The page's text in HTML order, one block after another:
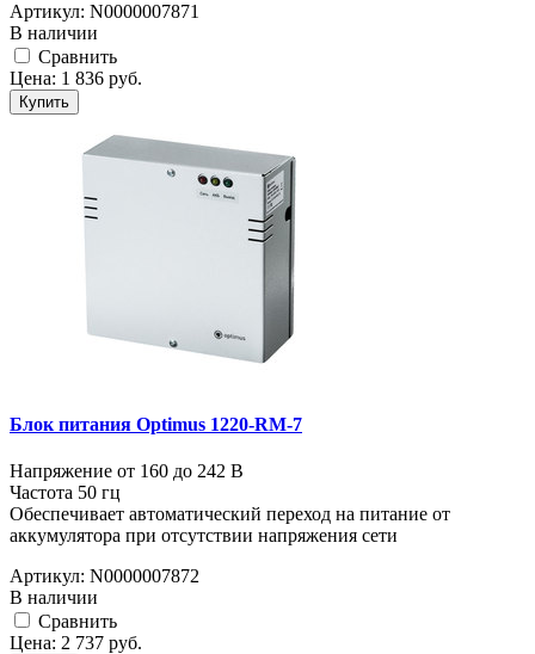
Артикул: N0000007871
В наличии
Cравнить
Цена: 1 836 руб.
Купить
Блок питания Optimus 1220-RM-7
Напряжение от 160 до 242 В
Частота 50 гц
Обеспечивает автоматический переход на питание от
аккумулятора при отсутствии напряжения сети
Артикул: N0000007872
В наличии
Cравнить
Цена: 2 737 руб.